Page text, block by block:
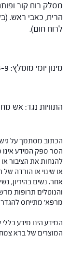
מסלק רוח קור
הריח, כאבי ראש.
לרוח חום).
מינון יומי מומלץ: 3-9 גר'
התוויות נגד: אש
הכתוב מסתמך על
הסר ספק המידע אינו
להנחות את הציבור
או שינוי או הורדה של
אחר. נשים בהיריון,
והנוטלים תרופות
מרפא' מתייחס
המידע הינו מידע
המוצרים של ברא